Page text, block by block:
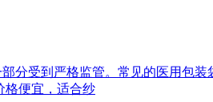
分受到严格监管。常见的医用包装
格便宜，适合纱